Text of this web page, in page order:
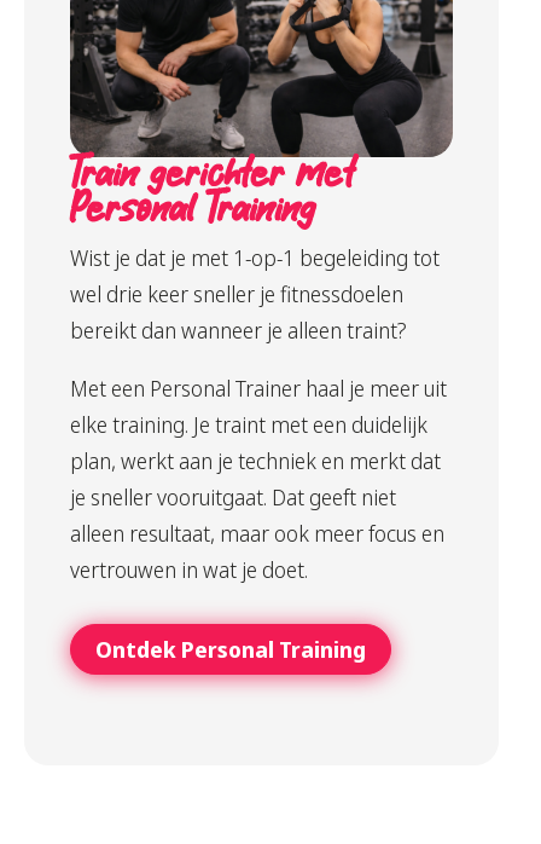
Train gerichter met
Personal Training
Wist je dat je met 1-op-1 begeleiding tot
wel drie keer sneller je fitnessdoelen
bereikt dan wanneer je alleen traint?
Met een Personal Trainer haal je meer uit
elke training. Je traint met een duidelijk
plan, werkt aan je techniek en merkt dat
je sneller vooruitgaat. Dat geeft niet
alleen resultaat, maar ook meer focus en
vertrouwen in wat je doet.
Ontdek Personal Training